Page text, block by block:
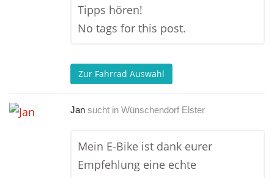
Tipps hören!
No tags for this post.
Zur Fahrrad Auswahl
Jan sucht in Wünschendorf Elster
Mein E-Bike ist dank eurer
Empfehlung eine echte